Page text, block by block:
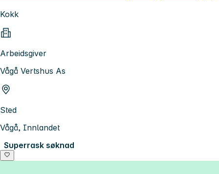
Kokk
Arbeidsgiver
Vågå Vertshus As
Sted
Vågå, Innlandet
Superrask søknad